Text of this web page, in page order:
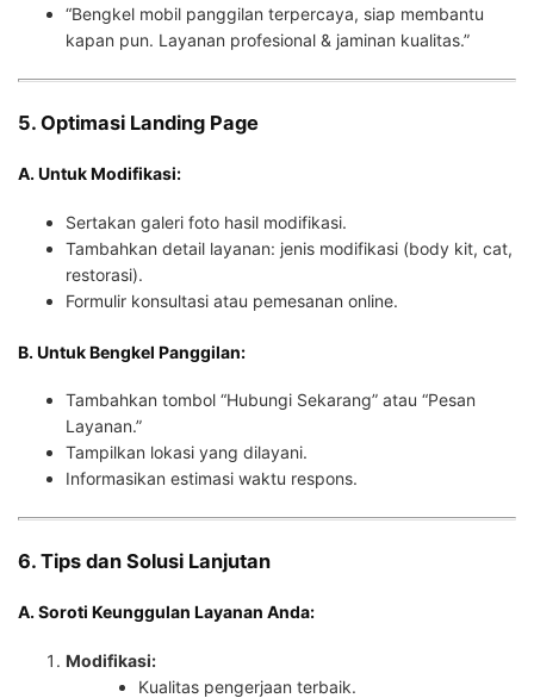
“Bengkel mobil panggilan terpercaya, siap membantu
kapan pun. Layanan profesional & jaminan kualitas.”
5. Optimasi Landing Page
A. Untuk Modifikasi:
Sertakan galeri foto hasil modifikasi.
Tambahkan detail layanan: jenis modifikasi (body kit, cat,
restorasi).
Formulir konsultasi atau pemesanan online.
B. Untuk Bengkel Panggilan:
Tambahkan tombol “Hubungi Sekarang” atau “Pesan
Layanan.”
Tampilkan lokasi yang dilayani.
Informasikan estimasi waktu respons.
6. Tips dan Solusi Lanjutan
A. Soroti Keunggulan Layanan Anda:
Modifikasi:
Kualitas pengerjaan terbaik.